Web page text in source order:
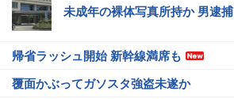
未成年の裸体写真所持か 男逮捕
帰省ラッシュ開始 新幹線満席も
覆面かぶってガソスタ強盗未遂か